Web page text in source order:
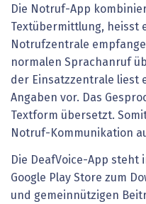
Die Notruf-App
Textübermittlung, heisst
Notrufzentrale
normalen Sprachanruf
der Einsatzzentrale liest
Angaben vor. Das
Textform übersetzt.
Notruf-Kommunikation
Die DeafVoice-App steht
Google Play Store zum
und gemeinnützigen